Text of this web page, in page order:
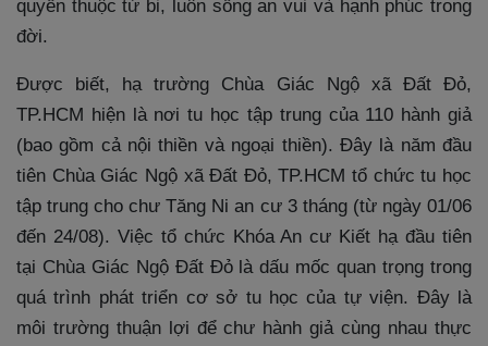
quyến thuộc từ bi, luôn sống an vui và hạnh phúc trong
đời.
Được biết, hạ trường Chùa Giác Ngộ xã Đất Đỏ,
TP.HCM hiện là nơi tu học tập trung của 110 hành giả
(bao gồm cả nội thiền và ngoại thiền). Đây là năm đầu
tiên Chùa Giác Ngộ xã Đất Đỏ, TP.HCM tổ chức tu học
tập trung cho chư Tăng Ni an cư 3 tháng (từ ngày 01/06
đến 24/08). Việc tổ chức Khóa An cư Kiết hạ đầu tiên
tại Chùa Giác Ngộ Đất Đỏ là dấu mốc quan trọng trong
quá trình phát triển cơ sở tu học của tự viện. Đây là
môi trường thuận lợi để chư hành giả cùng nhau thực